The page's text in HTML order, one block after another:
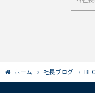
ホーム 社長ブログ